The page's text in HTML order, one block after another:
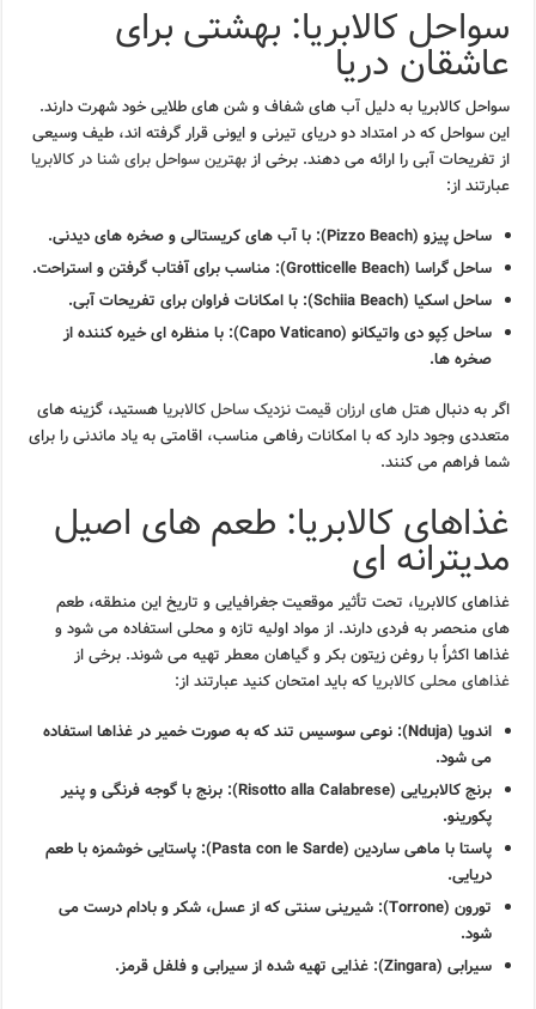
سواحل کالابریا: بهشتی برای
عاشقان دریا
سواحل کالابریا به دلیل آب های شفاف و شن های طلایی خود شهرت دارند.
این سواحل که در امتداد دو دریای تیرنی و ایونی قرار گرفته اند، طیف وسیعی
از تفریحات آبی را ارائه می دهند. برخی ازبهترین سواحل برای شنا در کالابریا
عبارتند از:
ساحل پیزو (Pizzo Beach):
با آب های کریستالی و صخره های دیدنی.
ساحل گراسا (Grotticelle Beach):
مناسب برای آفتاب گرفتن و استراحت.
ساحل اسکیا (Schiia Beach):
با امکانات فراوان برای تفریحات آبی.
ساحل کِپو دی واتیکانو (Capo Vaticano):
با منظره ای خیره کننده از
صخره ها.
اگر به دنبالهتل های ارزان قیمت نزدیک ساحل کالابریا هستید، گزینه های
متعددی وجود دارد که با امکانات رفاهی مناسب، اقامتی به یاد ماندنی را برای
شما فراهم می کنند.
غذاهای کالابریا: طعم های اصیل
مدیترانه ای
غذاهای کالابریا، تحت تأثیر موقعیت جغرافیایی و تاریخ این منطقه، طعم
های منحصر به فردی دارند. از مواد اولیه تازه و محلی استفاده می شود و
غذاها اکثراً با روغن زیتون بکر و گیاهان معطر تهیه می شوند. برخی از
غذاهای محلی کالابریا که باید امتحان کنید عبارتند از:
اندویا (Nduja):
نوعی سوسیس تند که به صورت خمیر در غذاها استفاده
می شود.
برنج کالابریایی (Risotto alla Calabrese):
برنج با گوجه فرنگی و پنیر
پکورینو.
پاستا با ماهی ساردین (Pasta con le Sarde):
پاستایی خوشمزه با طعم
دریایی.
تورون (Torrone):
شیرینی سنتی که از عسل، شکر و بادام درست می
شود.
سیرابی (Zingara):
غذایی تهیه شده از سیرابی و فلفل قرمز.